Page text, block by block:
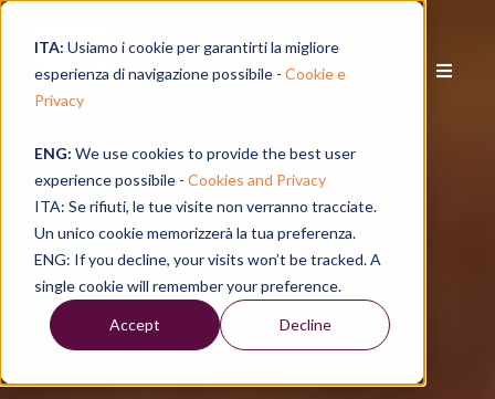
ITA: Usiamo i cookie per garantirti la migliore
esperienza di navigazione possibile - Cookie e
Privacy
ENG: We use cookies to provide the best user
experience possibile - Cookies and Privacy
ITA: Se rifiuti, le tue visite non verranno tracciate.
Un unico cookie memorizzerà la tua preferenza.
ENG: If you decline, your visits won’t be tracked. A
single cookie will remember your preference.
Accept Decline